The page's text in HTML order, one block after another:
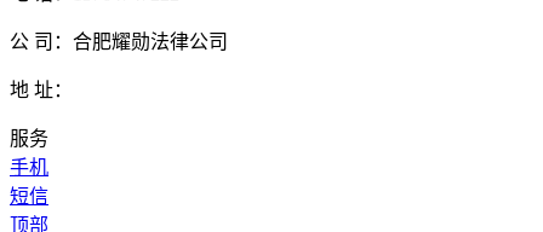
公 司：合肥耀勋法律公司
地 址：
服务
手机
短信
顶部